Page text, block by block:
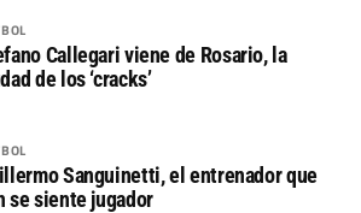
Callegari viene de Rosario, la
de los ‘cracks’
Sanguinetti, el entrenador que
se siente jugador